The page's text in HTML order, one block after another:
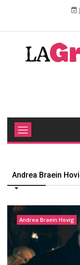
Andrea Braein
Andrea Braein Hovig